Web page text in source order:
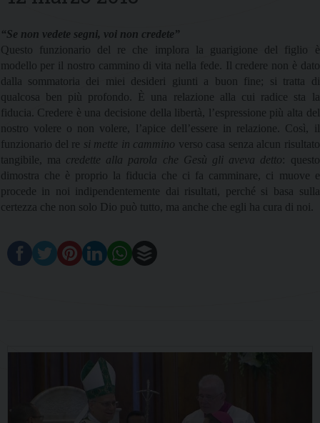
“Se non vedete segni, voi non credete”
Questo funzionario del re che implora la guarigione del figlio è
modello per il nostro cammino di vita nella fede. Il credere non è dato
dalla sommatoria dei miei desideri giunti a buon fine; si tratta di
qualcosa ben più profondo. È una relazione alla cui radice sta la
fiducia. Credere è una decisione della libertà, l’espressione più alta del
nostro volere o non volere, l’apice dell’essere in relazione. Così, il
funzionario del re si mette in cammino verso casa senza alcun risultato
tangibile, ma credette alla parola che Gesù gli aveva detto: questo
dimostra che è proprio la fiducia che ci fa camminare, ci muove e
procede in noi indipendentemente dai risultati, perché si basa sulla
certezza che non solo Dio può tutto, ma anche che egli ha cura di noi.